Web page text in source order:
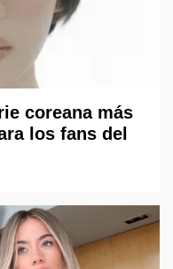
coreana más
los fans del